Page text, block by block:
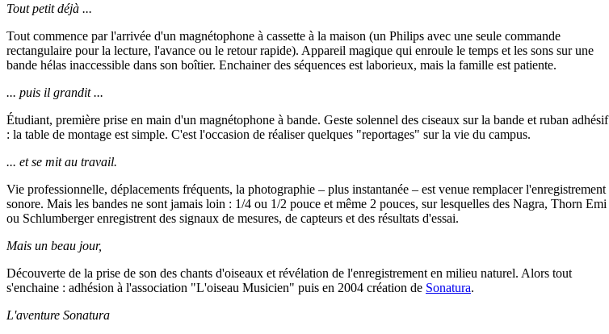
Tout petit déjà ...
Tout commence par l'arrivée d'un magnétophone à cassette à la maison (un Philips avec une seule commande
rectangulaire pour la lecture, l'avance ou le retour rapide). Appareil magique qui enroule le temps et les sons sur une
bande hélas inaccessible dans son boîtier. Enchainer des séquences est laborieux, mais la famille est patiente.
... puis il grandit ...
Étudiant, première prise en main d'un magnétophone à bande. Geste solennel des ciseaux sur la bande et ruban adhésif
: la table de montage est simple. C'est l'occasion de réaliser quelques "reportages" sur la vie du campus.
... et se mit au travail.
Vie professionnelle, déplacements fréquents, la photographie – plus instantanée – est venue remplacer l'enregistrement
sonore. Mais les bandes ne sont jamais loin : 1/4 ou 1/2 pouce et même 2 pouces, sur lesquelles des Nagra, Thorn Emi
ou Schlumberger enregistrent des signaux de mesures, de capteurs et des résultats d'essai.
Mais un beau jour,
Découverte de la prise de son des chants d'oiseaux et révélation de l'enregistrement en milieu naturel. Alors tout
s'enchaine : adhésion à l'association "L'oiseau Musicien" puis en 2004 création de Sonatura.
L'aventure Sonatura